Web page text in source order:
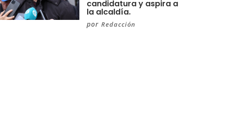
candidatura y aspira a
la alcaldía.
porRedacción